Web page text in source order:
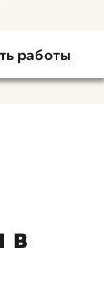
работы
в